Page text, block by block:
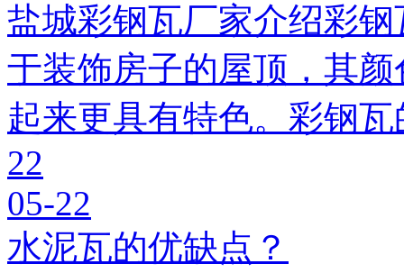
盐城彩钢瓦厂家介绍彩
于装饰房子的屋顶，其
起来更具有特色。彩钢
22
05-22
水泥瓦的优缺点？